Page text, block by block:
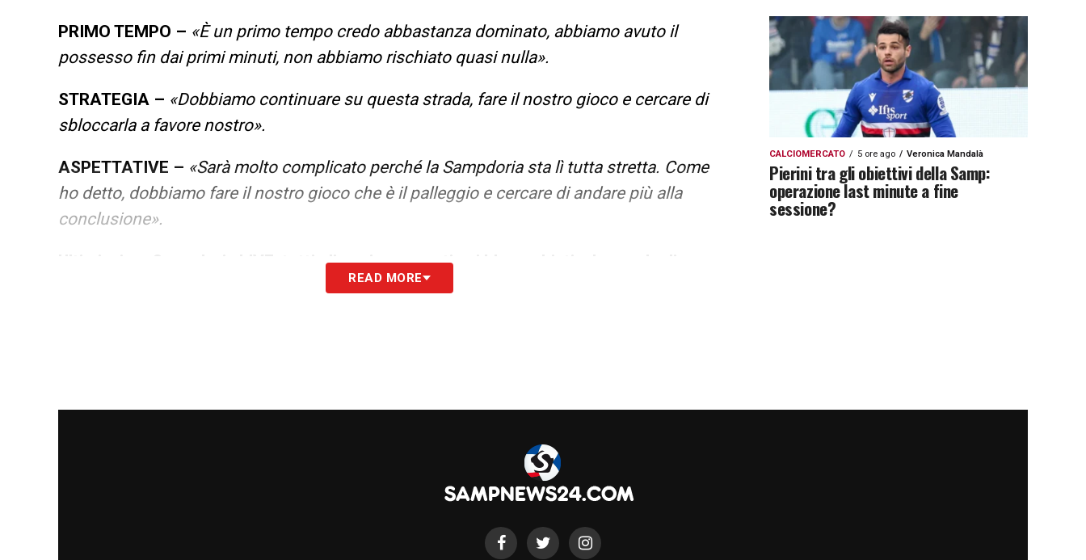
PRIMO TEMPO – «È un primo tempo credo abbastanza dominato, abbiamo avuto il
possesso fin dai primi minuti, non abbiamo rischiato quasi nulla».
STRATEGIA – «Dobbiamo continuare su questa strada, fare il nostro gioco e cercare di
sbloccarla a favore nostro».
ASPETTATIVE – «Sarà molto complicato perché la Sampdoria sta lì tutta stretta. Come
ho detto, dobbiamo fare il nostro gioco che è il palleggio e cercare di andare più alla
conclusione».
Ultimissime Sampdoria LIVE: tutti gli aggiornamenti sui blucerchiati e le parole di
READ MORE
CALCIOMERCATO 5 ore ago Veronica Mandalà
Pierini tra gli obiettivi della Samp:
operazione last minute a fine
sessione?